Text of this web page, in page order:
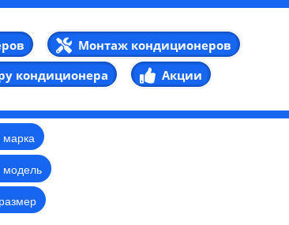
Монтаж кондиционеров
кондиционера Акции